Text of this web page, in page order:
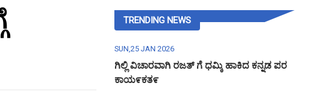
TRENDING NEWS
SUN,25 JAN 2026
ಗಿಲ್ಲಿ ವಿಚಾರವಾಗಿ ರಜತ್ ಗೆ ಧಮ್ಕಿ ಹಾಕಿದ ಕನ್ನಡ ಪರ
ಕಾಯ೯ಕತ೯